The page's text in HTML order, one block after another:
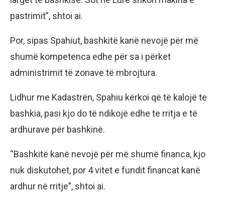
pastrimit”, shtoi ai.
Por, sipas Spahiut, bashkitë kanë nevojë për më
shumë kompetenca edhe për sa i përket
administrimit të zonave të mbrojtura.
Lidhur me Kadastrën, Spahiu kërkoi që të kalojë te
bashkia, pasi kjo do të ndikojë edhe te rritja e të
ardhurave për bashkinë.
“Bashkitë kanë nevojë për më shumë financa, kjo
nuk diskutohet, por 4 vitet e fundit financat kanë
ardhur në rritje”, shtoi ai.